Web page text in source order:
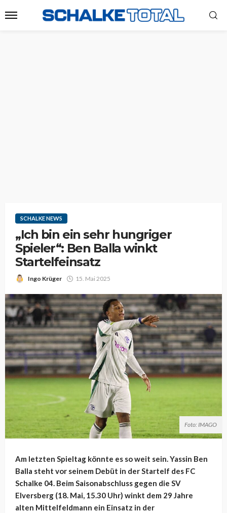
SCHALKE NEWS
„Ich bin ein sehr hungriger
Spieler“: Ben Balla winkt
Startelfeinsatz
Ingo Krüger 15. Mai 2025
Foto: IMAGO
Am letzten Spieltag könnte es so weit sein. Yassin Ben
Balla steht vor seinem Debüt in der Startelf des FC
Schalke 04. Beim Saisonabschluss gegen die SV
Elversberg (18. Mai, 15.30 Uhr) winkt dem 29 Jahre
alten Mittelfeldmann ein Einsatz in der